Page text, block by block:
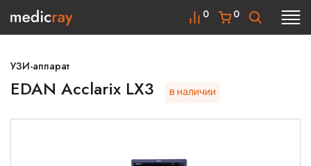
0
0
УЗИ-аппарат
EDAN Acclarix LX3 в наличии